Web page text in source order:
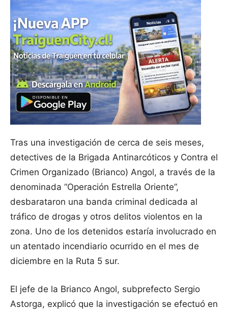
Tras una investigación de cerca de seis meses,
detectives de la Brigada Antinarcóticos y Contra el
Crimen Organizado (Brianco) Angol, a través de la
denominada “Operación Estrella Oriente”,
desbarataron una banda criminal dedicada al
tráfico de drogas y otros delitos violentos en la
zona. Uno de los detenidos estaría involucrado en
un atentado incendiario ocurrido en el mes de
diciembre en la Ruta 5 sur.
El jefe de la Brianco Angol, subprefecto Sergio
Astorga, explicó que la investigación se efectuó en